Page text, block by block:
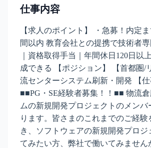
仕事内容
【求人のポイント】 ・急募！内定
間以内 教育会社との提携で技術者
｜資格取得手当｜年間休日120日以
成できる 【ポジション】 【首都圏/
流センターシステム刷新・開発 【仕
■■PG・SE経験者募集！！■■ 物流
ムの新規開発プロジェクトのメンバ
ります。皆さまのこれまでのご経
き、ソフトウェアの新規開発プロジ
てみたい方、弊社で働いてみません